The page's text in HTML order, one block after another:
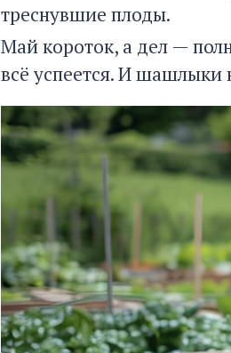
треснувшие плоды.
Май короток, а дел —
всё успеется. И шашлыки